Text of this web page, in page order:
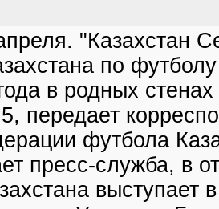
"Казахстан
по
в родных
передает
футбола
пресс-служба, в
выступает